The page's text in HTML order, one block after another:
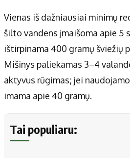
Vienas iš dažniausiai minimų
šilto vandens įmaišoma apie 5
ištirpinama 400 gramų šviežių
Mišinys paliekamas 3–4
aktyvus rūgimas; jei
imama apie 40 gramų.
Tai populiaru: